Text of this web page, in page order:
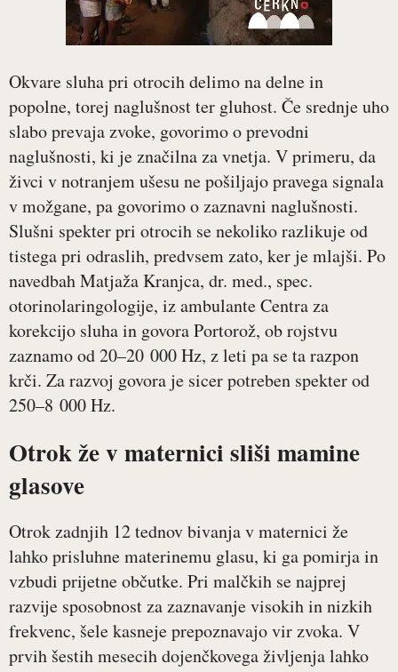
Okvare sluha pri otrocih delimo na delne in
popolne, torej naglušnost ter gluhost. Če srednje uho
slabo prevaja zvoke, govorimo o prevodni
naglušnosti, ki je značilna za vnetja. V primeru, da
živci v notranjem ušesu ne pošiljajo pravega signala
v možgane, pa govorimo o zaznavni naglušnosti.
Slušni spekter pri otrocih se nekoliko razlikuje od
tistega pri odraslih, predvsem zato, ker je mlajši. Po
navedbah Matjaža Kranjca, dr. med., spec.
otorinolaringologije, iz ambulante Centra za
korekcijo sluha in govora Portorož, ob rojstvu
zaznamo od 20–20 000 Hz, z leti pa se ta razpon
krči. Za razvoj govora je sicer potreben spekter od
250–8 000 Hz.
Otrok že v maternici sliši mamine
glasove
Otrok zadnjih 12 tednov bivanja v maternici že
lahko prisluhne materinemu glasu, ki ga pomirja in
vzbudi prijetne občutke. Pri malčkih se najprej
razvije sposobnost za zaznavanje visokih in nizkih
frekvenc, šele kasneje prepoznavajo vir zvoka. V
prvih šestih mesecih dojenčkovega življenja lahko